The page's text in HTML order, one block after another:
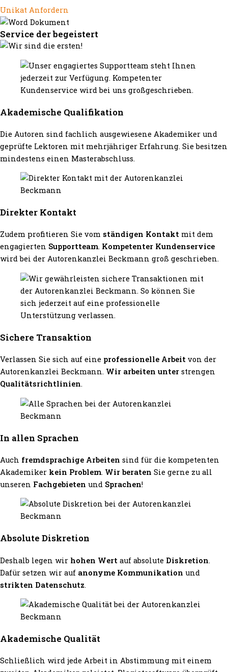
Unikat Anfordern
Service der begeistert
Akademische Qualifikation
Die Autoren sind fachlich ausgewiesene Akademiker und
geprüfte Lektoren mit mehrjähriger Erfahrung. Sie besitzen
mindestens einen Masterabschluss.
Direkter Kontakt
Zudem profitieren Sie vom ständigen Kontakt mit dem
engagierten Supportteam. Kompetenter Kundenservice
wird bei der Autorenkanzlei Beckmann groß geschrieben.
Sichere Transaktion
Verlassen Sie sich auf eine professionelle Arbeit von der
Autorenkanzlei Beckmann. Wir arbeiten unter strengen
Qualitätsrichtlinien.
In allen Sprachen
Auch fremdsprachige Arbeiten sind für die kompetenten
Akademiker kein Problem. Wir beraten Sie gerne zu all
unseren Fachgebieten und Sprachen!
Absolute Diskretion
Deshalb legen wir hohen Wert auf absolute Diskretion.
Dafür setzen wir auf anonyme Kommunikation und
strikten Datenschutz.
Akademische Qualität
Schließlich wird jede Arbeit in Abstimmung mit einem